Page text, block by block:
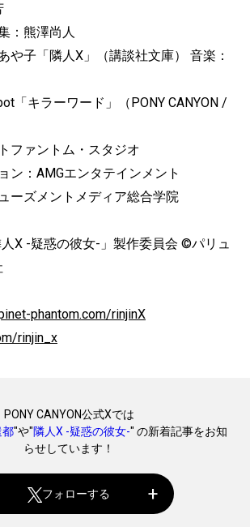
：熊澤尚人
や子「隣人X」（講談社文庫） 音楽：
「キラーワード」（PONY CANYON /
ファントム・スタジオ
ン：AMGエンタテインメント
ーズメントメディア総合学院
X -疑惑の彼女-」製作委員会 ©パリュ
phantom.com/rinjinX
rinjin_x
PONY CANYON公式Xでは
都"や"隣人X -疑惑の彼女-" の新着記事をお知
らせしています！
フォローする